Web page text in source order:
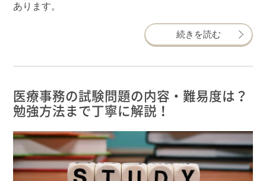
あります。
続きを読む
医療事務の試験問題の内容・難易度は？
勉強方法まで丁寧に解説！